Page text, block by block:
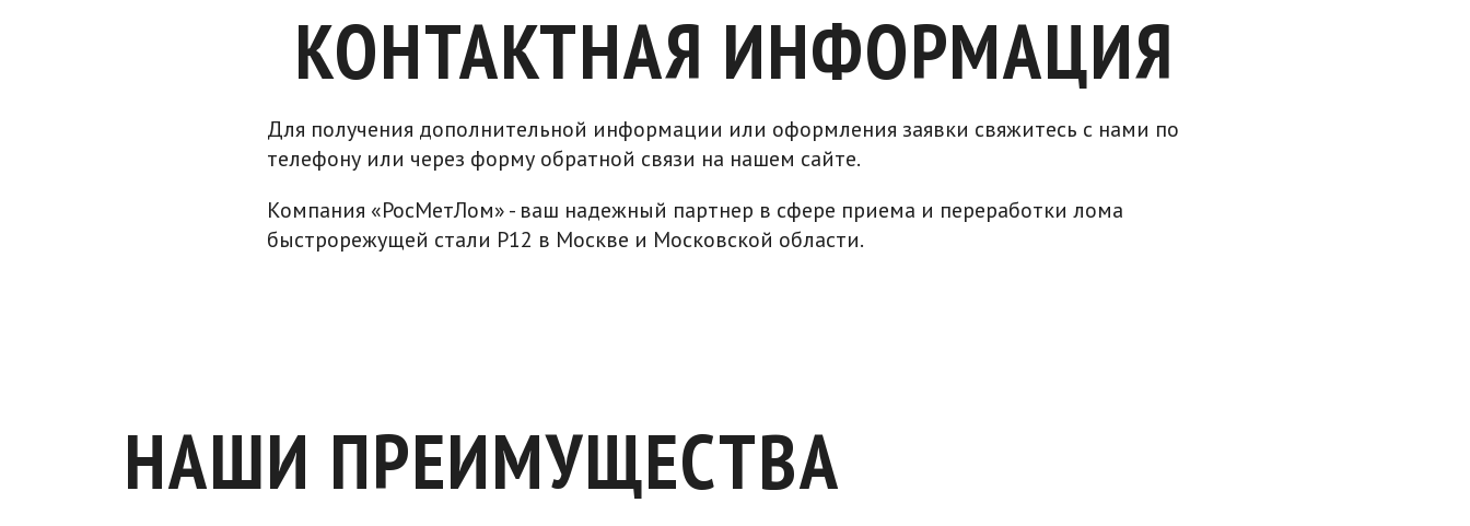
КОНТАКТНАЯ ИНФОРМАЦИЯ
Для получения дополнительной информации или оформления заявки свяжитесь с нами по
телефону или через форму обратной связи на нашем сайте.
Компания «РосМетЛом» - ваш надежный партнер в сфере приема и переработки лома
быстрорежущей стали Р12 в Москве и Московской области.
НАШИ ПРЕИМУЩЕСТВА